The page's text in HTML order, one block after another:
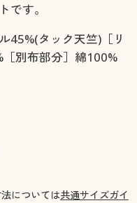
です。
45%(タック天竺)［リ
別布部分］綿100%
については共通サイズガイ